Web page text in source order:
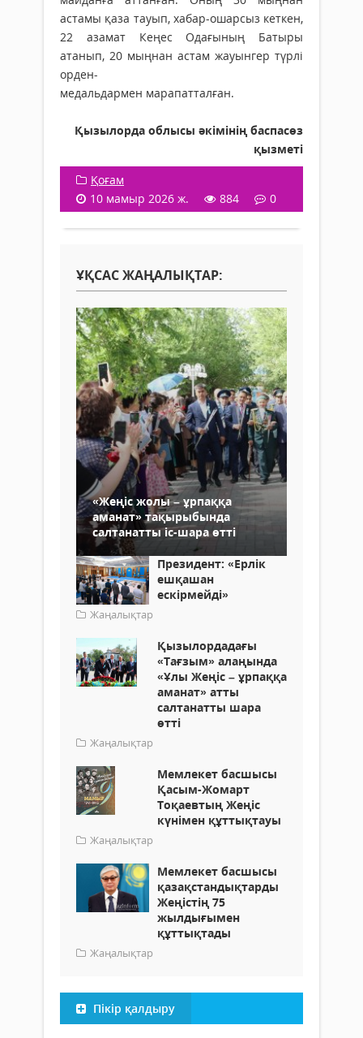
астамы қаза тауып, хабар-ошарсыз кеткен,
22 азамат Кеңес Одағының Батыры
атанып, 20 мыңнан астам жауынгер түрлі
орден-
медальдармен марапатталған.
Қызылорда облысы әкімінің баспасөз
қызметі
Қоғам
10 мамыр 2026 ж.
884 0
ҰҚСАС ЖАҢАЛЫҚТАР:
«Жеңіс жолы – ұрпаққа
аманат» тақырыбында
салтанатты іс-шара өтті
Президент: «Ерлік
ешқашан
ескірмейді»
Жаңалықтар
Қызылордадағы
«Тағзым» алаңында
«Ұлы Жеңіс – ұрпаққа
аманат» атты
салтанатты шара
өтті
Жаңалықтар
Мемлекет басшысы
Қасым-Жомарт
Тоқаевтың Жеңіс
күнімен құттықтауы
Жаңалықтар
Мемлекет басшысы
қазақстандықтарды
Жеңістің 75
жылдығымен
құттықтады
Жаңалықтар
Пікір қалдыру